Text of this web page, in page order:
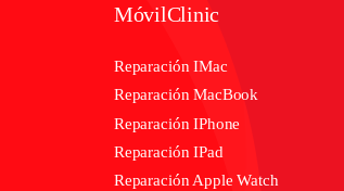
MóvilClinic
Reparación IMac
Reparación MacBook
Reparación IPhone
Reparación IPad
Reparación Apple Watch